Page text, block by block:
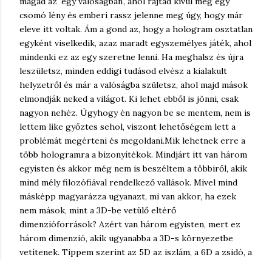
csomó lény és emberi rassz jelenne meg úgy, hogy már
eleve itt voltak. Ám a gond az, hogy a hologram osztatlan
egyként viselkedik, azaz maradt egyszemélyes játék, ahol
mindenki ez az egy szeretne lenni. Ha meghalsz és újra
leszületsz, minden eddigi tudásod elvész a kialakult
helyzetről és már a valóságba születsz, ahol majd mások
elmondják neked a világot. Ki lehet ebből is jönni, csak
nagyon nehéz. Úgyhogy én nagyon be se mentem, nem is
lettem like győztes sehol, viszont lehetőségem lett a
problémát megérteni és megoldani.Mik lehetnek erre a
több hologramra a bizonyítékok. Mindjárt itt van három
egyisten és akkor még nem is beszéltem a többiről, akik
mind mély filozófiával rendelkező vallások. Mivel mind
másképp magyarázza ugyanazt, mi van akkor, ha ezek
nem mások, mint a 3D-be vetülő eltérő
dimenzióforrások? Azért van három egyisten, mert ez
három dimenzió, akik ugyanabba a 3D-s környezetbe
vetítenek. Tippem szerint az 5D az iszlám, a 6D a zsidó, a